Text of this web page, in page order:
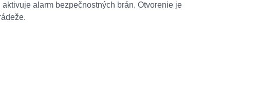
alarm bezpečnostných brán. Otvorenie je